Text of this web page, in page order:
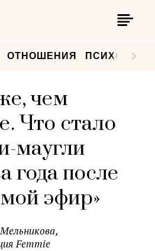
ОТНОШЕНИЯ
чем
Что стало
маугли
года после
эфир»
Femmie